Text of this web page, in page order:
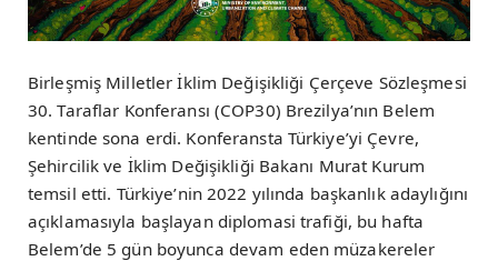
Birleşmiş Milletler İklim Değişikliği Çerçeve Sözleşmesi
30. Taraflar Konferansı (COP30) Brezilya’nın Belem
kentinde sona erdi. Konferansta Türkiye’yi Çevre,
Şehircilik ve İklim Değişikliği Bakanı Murat Kurum
temsil etti. Türkiye’nin 2022 yılında başkanlık adaylığını
açıklamasıyla başlayan diplomasi trafiği, bu hafta
Belem’de 5 gün boyunca devam eden müzakereler